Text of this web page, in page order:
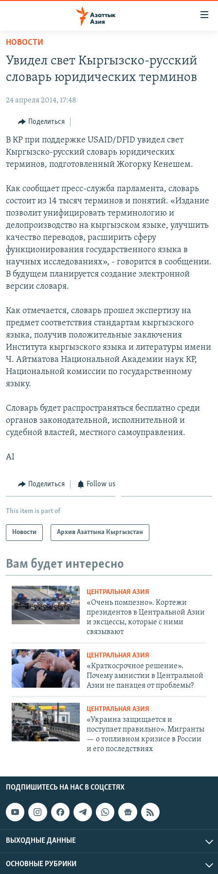
Вернуться
основному
содержанию
навигации
Вернутся
поиску
УЗБЕКИСТАН
ТАДЖИКИСТАН
НОВОСТИ
ВОЙНА В УКРАИНЕ
НА ДРУГИХ ЯЗЫКАХ
ҚАЗАҚША
КЫРГЫЗЧА
ЎЗБЕКЧА
TÜRKMENÇE
НОВОСТИ
Увидел свет Кыргызско-русский
словарь юридических терминов
24 апреля 2014, 17:48
Поделиться
В КР при поддержке USAID/DFID увидел свет
Кыргызско-русский словарь юридических
терминов, подготовленный Жогорку Кенешем.
Как сообщает пресс-служба парламента, словарь
состоит из 14 тысяч терминов и понятий. «Издание
позволит унифицировать терминологию и
делопроизводство на кыргызском языке, улучшить
качество переводов, расширить сферу
функционирования государственного языка в
научных исследованиях», - говорится в сообщении.
В будущем планируется создание электронной
версии словаря.
Как отмечается, словарь прошел экспертизу на
предмет соответствия стандартам кыргызского
языка, получив положительные заключения
Института кыргызского языка и литературы имени
Ч. Айтматова Национальной Академии наук КР,
Национальной комиссии по государственному
языку.
Словарь будет распространяться бесплатно среди
органов законодательной, исполнительной и
судебной властей, местного самоуправления.
AI
Поделиться Follow us
This item is part of
Новости Архив Азаттыка Кыргызстан
Вам будет интересно
ЦЕНТРАЛЬНАЯ АЗИЯ
«Очень помпезно». Кортежи
президентов в Центральной Азии
и эксцессы, которые с ними
связывают
ЦЕНТРАЛЬНАЯ АЗИЯ
«Краткосрочное решение».
Почему амнистии в Центральной
Азии не панацея от проблемы?
ЦЕНТРАЛЬНАЯ АЗИЯ
«Украина защищается и
поступает правильно». Мигранты
— о топливном кризисе в России
и его последствиях
ПОДПИШИТЕСЬ НА НАС В СОЦСЕТЯХ
ВЫХОДНЫЕ ДАННЫЕ
ОСНОВНЫЕ РУБРИКИ